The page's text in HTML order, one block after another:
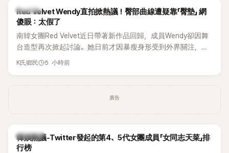
K-POP
Red Velvet Wendy直拍掀熱議！臀部曲線遭疑靠「臀墊」 網
傻眼：太假了
南韓女團Red Velvet近日帶著新作品回歸，成員Wendy卻因舞
台造型再次掀起討論。她日前才因暴瘦身形受到外界關注，又
被質疑在舞台上使用臀墊，如今最新打歌舞台曝光後，再度因
K氏鄉民 5 小時前
廣告
熱議討論
韓娛熱議-Twitter發起的第4、5代女團成員「女同志天菜」排
行榜